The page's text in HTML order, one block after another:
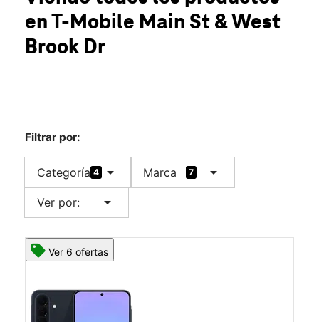
Jue.:10:00 a.m. a 8:00 p.m.
Vie.: 10:00 a.m. a 8:00 p.m.
3153 E Main St Mohegan Lake, NY 10547
en T-Mobile Main St & West
Brook Dr
Filtrar por:
Categoría 4 arrow_drop_down Marca 7 arrow_drop_down
Ver por: arrow_drop_down
Ver 6 ofertas